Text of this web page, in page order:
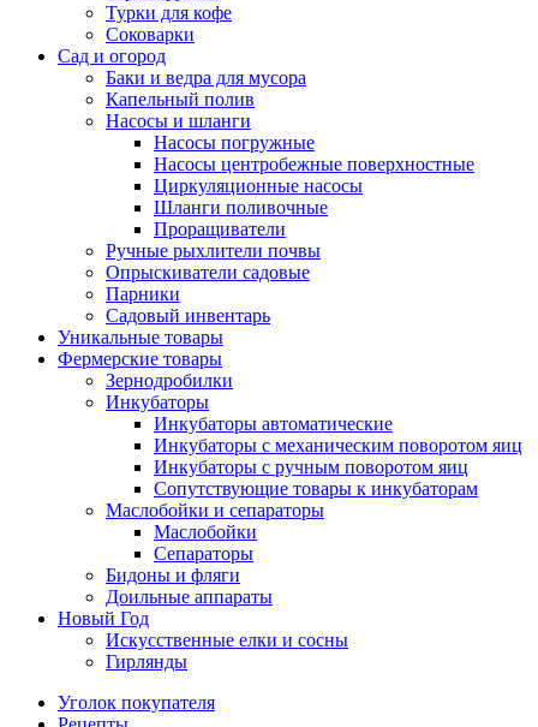
Турки для кофе
Соковарки
Сад и огород
Баки и ведра для мусора
Капельный полив
Насосы и шланги
Насосы погружные
Насосы центробежные поверхностные
Циркуляционные насосы
Шланги поливочные
Проращиватели
Ручные рыхлители почвы
Опрыскиватели садовые
Парники
Садовый инвентарь
Уникальные товары
Фермерские товары
Зернодробилки
Инкубаторы
Инкубаторы автоматические
Инкубаторы с механическим поворотом яиц
Инкубаторы с ручным поворотом яиц
Сопутствующие товары к инкубаторам
Маслобойки и сепараторы
Маслобойки
Сепараторы
Бидоны и фляги
Доильные аппараты
Новый Год
Искусственные елки и сосны
Гирлянды
Уголок покупателя